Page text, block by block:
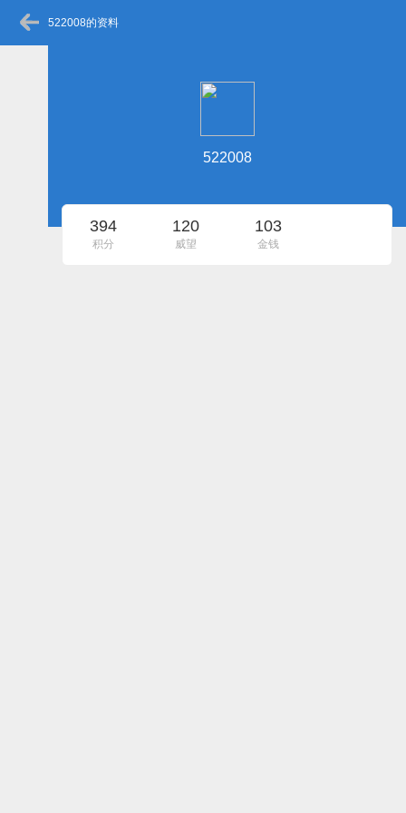
522008的资料
522008
394
积分
120
威望
103
金钱